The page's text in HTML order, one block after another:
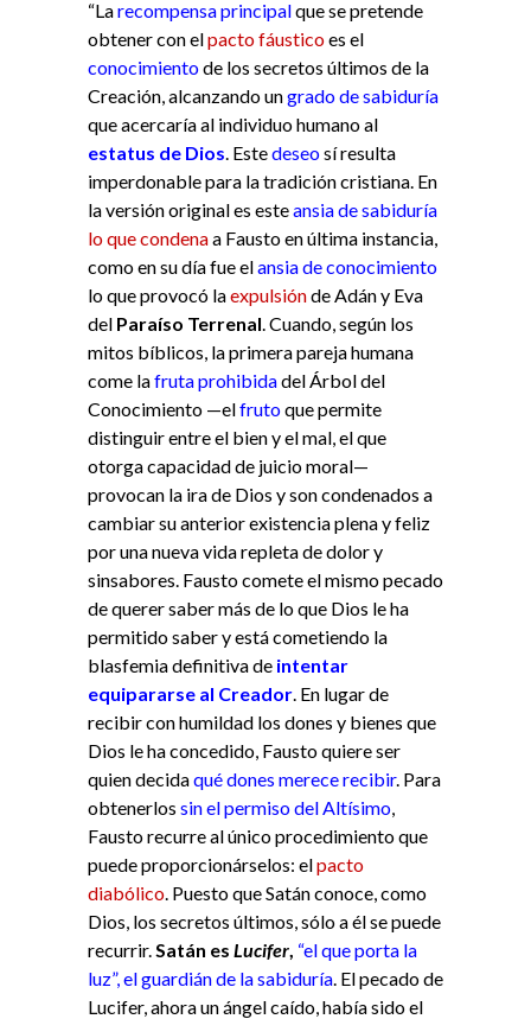
“Larecompensa principalque se pretende
obtener con elpacto fáusticoes el
conocimientode los secretos últimos de la
Creación, alcanzando ungrado de sabiduría
que acercaría al individuo humano al
estatus de Dios . Estedeseosí resulta
imperdonable para la tradición cristiana. En
la versión original es esteansia de sabiduría
lo que condenaa Fausto en última instancia,
como en su día fue elansia de conocimiento
lo que provocó laexpulsiónde Adán y Eva
del Paraíso Terrenal . Cuando, según los
mitos bíblicos, la primera pareja humana
come lafruta prohibidadel Árbol del
Conocimiento —elfrutoque permite
distinguir entre el bien y el mal, el que
otorga capacidad de juicio moral—
provocan la ira de Dios y son condenados a
cambiar su anterior existencia plena y feliz
por una nueva vida repleta de dolor y
sinsabores. Fausto comete el mismo pecado
de querer saber más de lo que Dios le ha
permitido saber y está cometiendo la
blasfemia definitiva de intentar
equipararse al Creador . En lugar de
recibir con humildad los dones y bienes que
Dios le ha concedido, Fausto quiere ser
quien decidaqué dones merece recibir. Para
obtenerlos sin el permiso del Altísimo
Fausto recurre al único procedimiento que
puede proporcionárselos: elpacto
diabólico . Puesto que Satán conoce, como
Dios, los secretos últimos, sólo a él se puede
recurrir. Satán es Lucifer “el que porta la
luz”, el guardián de la sabiduría . El pecado de
Lucifer, ahora un ángel caído, había sido el